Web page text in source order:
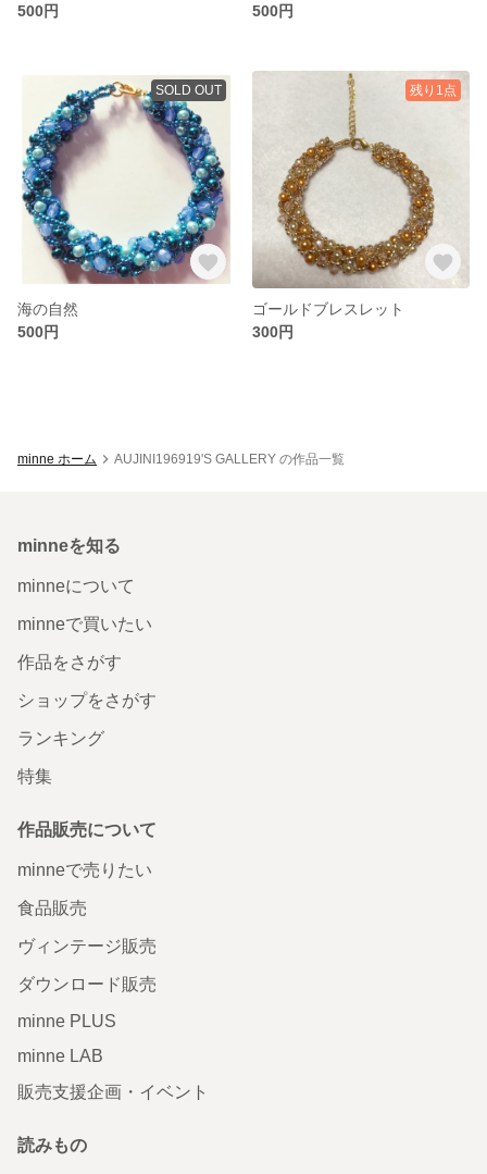
500円
500円
SOLD OUT
海の自然
500円
残り1点
ゴールドブレスレット
300円
minne ホーム AUJINI196919'S GALLERY の作品一覧
minneを知る
minneについて
minneで買いたい
作品をさがす
ショップをさがす
ランキング
特集
作品販売について
minneで売りたい
食品販売
ヴィンテージ販売
ダウンロード販売
minne PLUS
minne LAB
販売支援企画・イベント
読みもの